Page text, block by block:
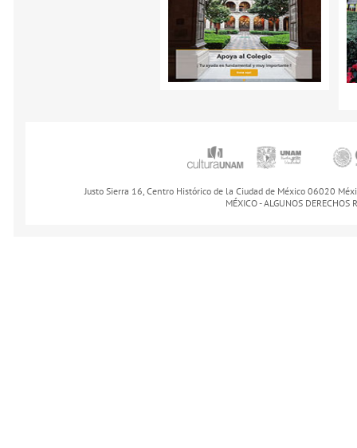
Justo Sierra 16, Centro Histórico de la Ciudad de México 06020
MÉXICO - ALGUNOS